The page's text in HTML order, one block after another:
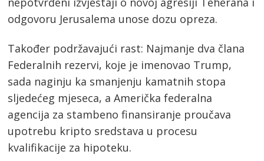
odgovoru Jerusalema unose dozu opreza.
Također podržavajući rast: Najmanje dva člana
Federalnih rezervi, koje je imenovao Trump,
sada naginju ka smanjenju kamatnih stopa
sljedećeg mjeseca, a Američka federalna
agencija za stambeno finansiranje proučava
upotrebu kripto sredstava u procesu
kvalifikacije za hipoteku.